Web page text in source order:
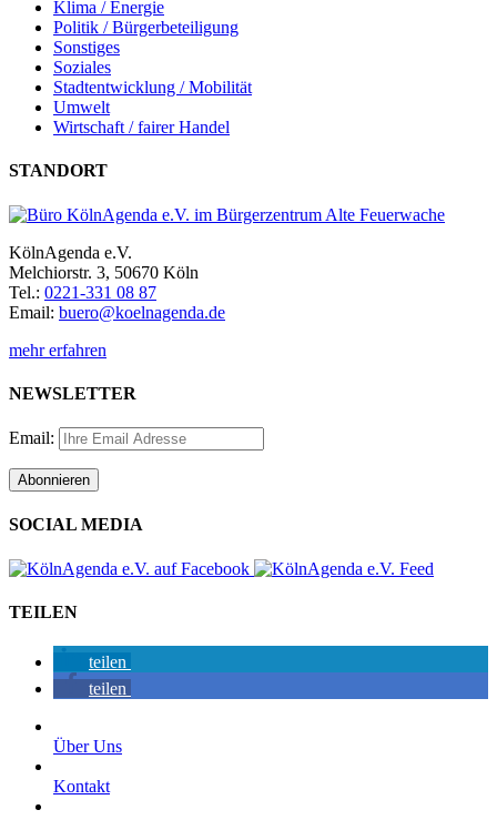
Klima / Energie
Politik / Bürgerbeteiligung
Sonstiges
Soziales
Stadtentwicklung / Mobilität
Umwelt
Wirtschaft / fairer Handel
STANDORT
KölnAgenda e.V.
Melchiorstr. 3, 50670 Köln
Tel.: 0221-331 08 87
Email: buero@koelnagenda.de
mehr erfahren
NEWSLETTER
Email:
SOCIAL MEDIA
TEILEN
teilen
teilen
Über Uns
Kontakt